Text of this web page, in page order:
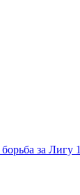
за Лигу 1